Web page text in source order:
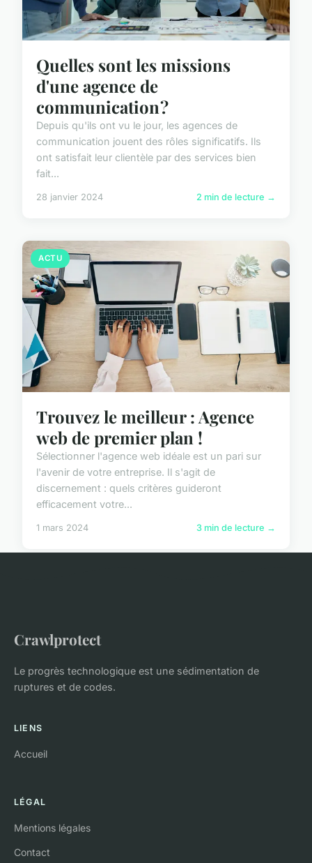
Quelles sont les missions
d'une agence de
communication ?
Depuis qu'ils ont vu le jour, les agences de
communication jouent des rôles significatifs. Ils
ont satisfait leur clientèle par des services bien
fait...
28 janvier 2024 2 min de lecture →
ACTU
Trouvez le meilleur : Agence
web de premier plan !
Sélectionner l'agence web idéale est un pari sur
l'avenir de votre entreprise. Il s'agit de
discernement : quels critères guideront
efficacement votre...
1 mars 2024 3 min de lecture →
Crawlprotect
Le progrès technologique est une sédimentation de
ruptures et de codes.
LIENS
Accueil
LÉGAL
Mentions légales
Contact